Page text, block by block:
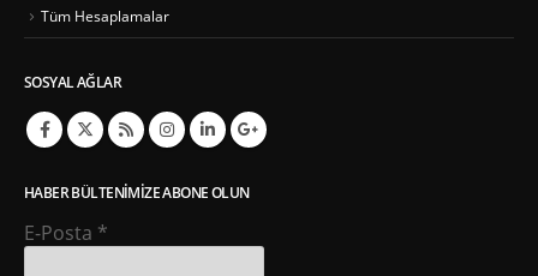
Tüm Hesaplamalar
SOSYAL AĞLAR
HABER BÜLTENIMIZE ABONE OLUN
E-Posta *